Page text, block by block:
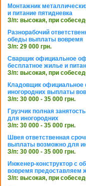
Монтажник
и питание пятидневка
З/п: высокая, при
Разнорабочий
обеды выплаты вовремя
З/п: 29 000 грн.
Сварщик официальное
бесплатное жилье и
З/п: высокая, при
Кладовщик
иногородних выплаты
З/п: 30 000 - 35 000 грн.
Грузчик полная
для иногородних
З/п: 30 000 - 35 000 грн.
Швея ответственная
выплаты возможно для
З/п: 30 000 - 35 000 грн.
Инженер-конструктор с
вовремя предоставляем
З/п: высокая, при